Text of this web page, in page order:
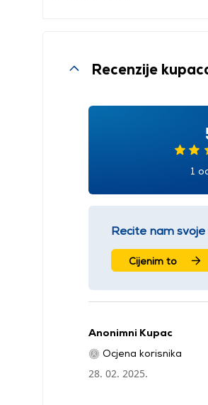
Recenzije
1
Recite nam
Cijenim to
Anonimni Kupac
Ocjena korisnika
28. 02. 2025.